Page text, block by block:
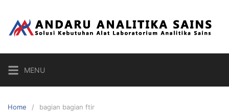
content
MENU
Home bagian bagian ftir